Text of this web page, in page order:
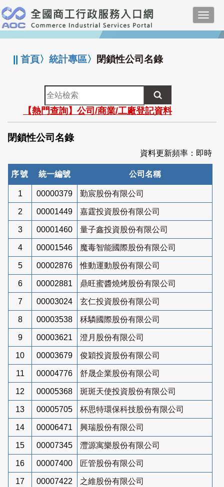
跳
到
主
要
:::
||首頁〉統計專區〉 閉鎖性公司名錄
全
站
檢
索
【熱門查詢】公司/商業/工廠登記資料
閉鎖性公司名錄
資料更新頻率：即時
序號 統一編號 公司名稱
1 00000379 勤宸股份有限公司
2 00001449 嘉霆投資股份有限公司
3 00001460 量子鑫投資股份有限公司
4 00001546 魔毒智能國際股份有限公司
5 00002876 惟動運動股份有限公司
6 00002881 鼎旺蜜醬燒烤股份有限公司
7 00003024 玄仁投資股份有限公司
8 00003538 秝驎國際股份有限公司
9 00003621 澄月股份有限公司
10 00003679 俊穎投資股份有限公司
11 00004776 舒晟企業股份有限公司
12 00005368 斑斑天使投資股份有限公司
13 00005705 杯思特環保科技股份有限公司
14 00006471 興瑞股份有限公司
15 00007345 灃源寓樂股份有限公司
16 00007400 匠管股份有限公司
17 00007422 之維股份有限公司